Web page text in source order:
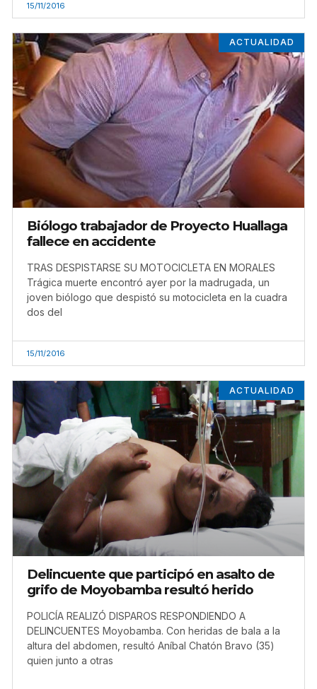
15/11/2016
ACTUALIDAD
Biólogo trabajador de Proyecto Huallaga
fallece en accidente
TRAS DESPISTARSE SU MOTOCICLETA EN MORALES
Trágica muerte encontró ayer por la madrugada, un
joven biólogo que despistó su motocicleta en la cuadra
dos del
15/11/2016
ACTUALIDAD
Delincuente que participó en asalto de
grifo de Moyobamba resultó herido
POLICÍA REALIZÓ DISPAROS RESPONDIENDO A
DELINCUENTES Moyobamba. Con heridas de bala a la
altura del abdomen, resultó Aníbal Chatón Bravo (35)
quien junto a otras